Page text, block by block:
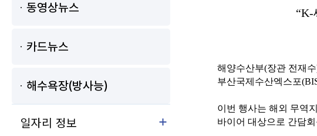
동영상뉴스
카드뉴스
해수욕장(방사능)
일자리 정보
“K-
해양수산부(장관 전재
부산국제수산엑스포
이번 행사는 해외 무역
바이어 대상으로 간담